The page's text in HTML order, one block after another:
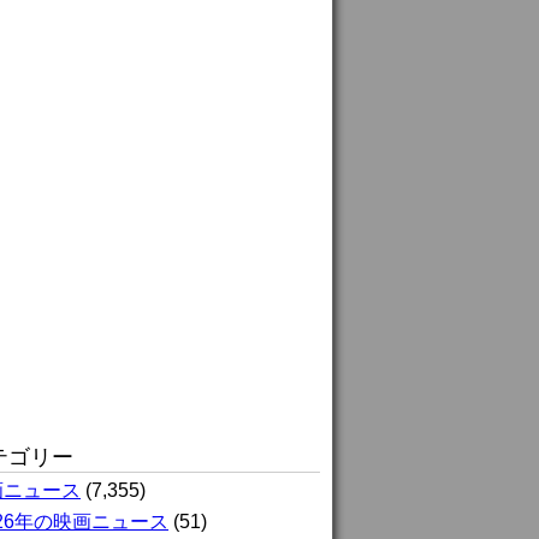
ゴリー
ュース (7,355)
年の映画ニュース (51)